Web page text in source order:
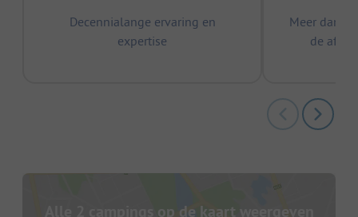
Decennialange ervaring en
expertise
Meer dan
de
Alle 2 campings op de kaart weergeven